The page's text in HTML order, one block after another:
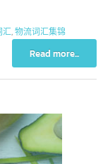
物流词汇集锦